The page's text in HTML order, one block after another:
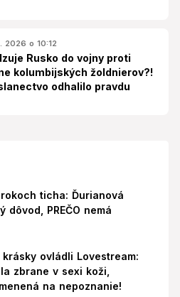
2026 o 10:12
Rusko do vojny proti
kolumbijských žoldnierov?!
odhalilo pravdu
ticha: Ďurianová
dôvod, PREČO nemá
krásky ovládli Lovestream:
zbrane v sexi koži,
na nepoznanie!